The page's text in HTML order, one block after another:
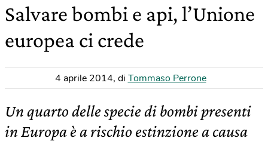
Salvare bombi e api, l’Unione
europea ci crede
4 aprile 2014, di Tommaso Perrone
Un quarto delle specie di bombi presenti
in Europa è a rischio estinzione a causa